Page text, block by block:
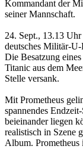
Kommandant der
seiner Mannschaft.
24. Sept., 13.13
deutsches Militär-U-
Die Besatzung
Titanic aus dem
Stelle versank.
Mit Prometheus
spannendes
beieinander liegen
realistisch in Szene
Album. Prometheus